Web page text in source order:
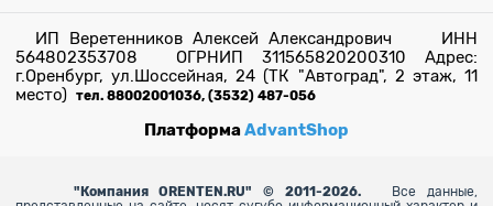
ИП Веретенников Алексей Александрович ИНН
564802353708 ОГРНИП 311565820200310 Адрес:
г.Оренбург, ул.Шоссейная, 24 (ТК "Автоград", 2 этаж, 11
место) тел. 88002001036, (3532) 487-056
ПлатформаAdvantShop
" Компания ORENTEN.RU" © 2011-2026.
Все данные,